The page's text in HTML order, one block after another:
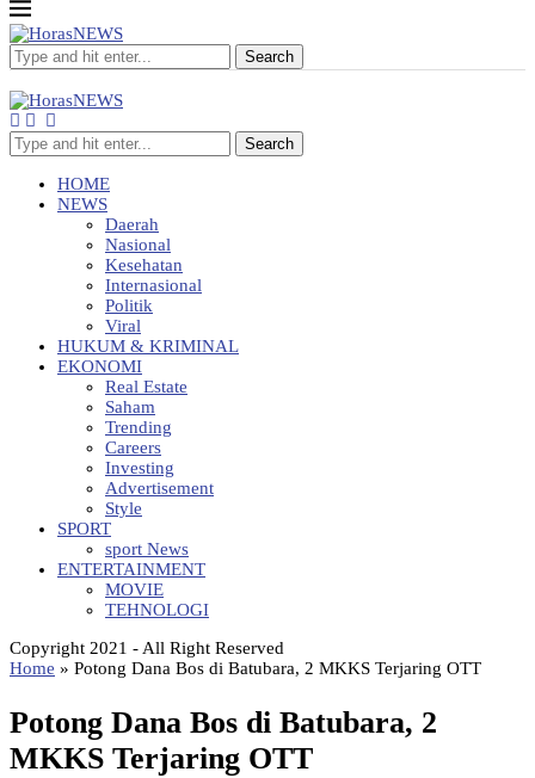
Search
Search
HOME
NEWS
Daerah
Nasional
Kesehatan
Internasional
Politik
Viral
HUKUM & KRIMINAL
EKONOMI
Real Estate
Saham
Trending
Careers
Investing
Advertisement
Style
SPORT
sport News
ENTERTAINMENT
MOVIE
TEHNOLOGI
Copyright 2021 - All Right Reserved
Home » Potong Dana Bos di Batubara, 2 MKKS Terjaring OTT
Potong Dana Bos di Batubara, 2
MKKS Terjaring OTT